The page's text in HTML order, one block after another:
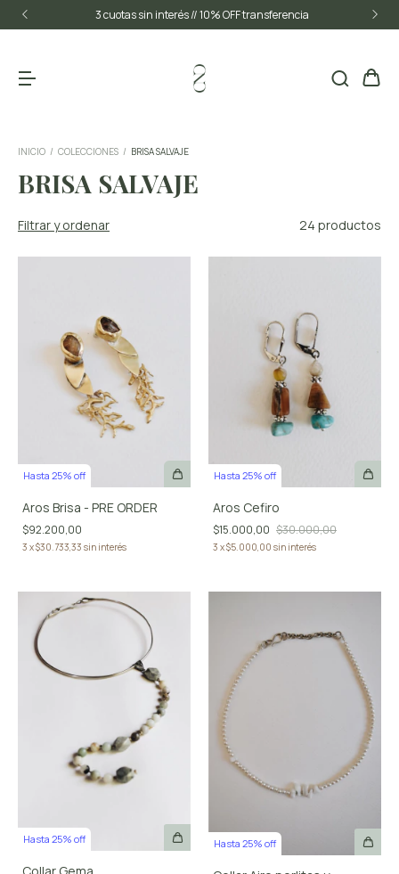
3 cuotas sin interés // 10% OFF transferencia
INICIO / COLECCIONES / BRISA SALVAJE
BRISA SALVAJE
Filtrar y ordenar 24 productos
Hasta 25% off
Aros Brisa - PRE ORDER
$92.200,00
3 x$30.733,33 sin interés
Hasta 25% off
Aros Cefiro
$15.000,00 $30.000,00
3 x$5.000,00 sin interés
Hasta 25% off Hasta 25% off